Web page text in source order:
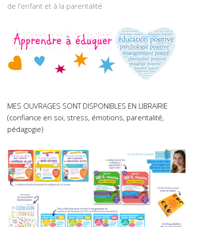
de l'enfant et à la parentalité
MES OUVRAGES SONT DISPONIBLES EN LIBRAIRIE
(confiance en soi, stress, émotions, parentalité,
pédagogie)